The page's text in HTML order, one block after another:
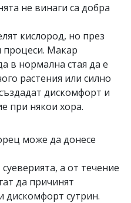
не винаги са добра
кислород, но през
Макар
в нормална стая да е
растения или силно
дискомфорт и
при някои хора.
може да донесе
а от течение
да причинят
дискомфорт сутрин.